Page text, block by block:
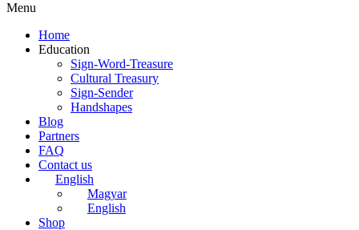
Menu
Home
Education
Sign-Word-Treasure
Cultural Treasury
Sign-Sender
Handshapes
Blog
Partners
FAQ
Contact us
English
Magyar
English
Shop